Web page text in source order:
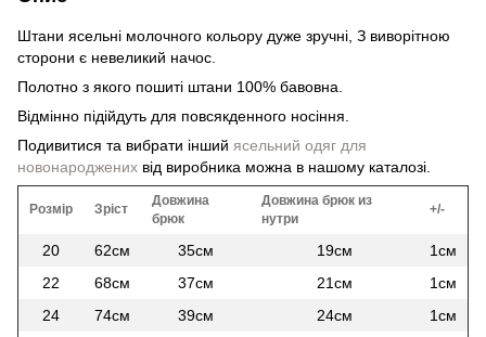
Штани ясельні молочного кольору дуже зручні, З виворітною
сторони є невеликий начос.
Полотно з якого пошиті штани 100% бавовна.
Відмінно підійдуть для повсякденного носіння.
Подивитися та вибрати інший ясельний одяг для
новонароджених від виробника можна в нашому каталозі.
Розмір Зріст
Довжина
брюк
Довжина брюк из
нутри
+/-
20 62см 35см 19см
1см
22
68см 37см 21см
1см
24
74см 39см 24см
1см